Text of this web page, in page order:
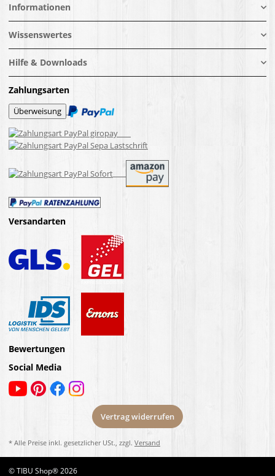
Informationen
Wissenswertes
Hilfe & Downloads
Zahlungsarten
Versandarten
Bewertungen
Social Media
Vertrag widerrufen
* Alle Preise inkl. gesetzlicher USt., zzgl. Versand
© TIBU Shop® 2026